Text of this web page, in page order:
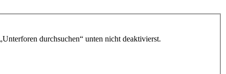
durchsuchen“ unten nicht deaktivierst.